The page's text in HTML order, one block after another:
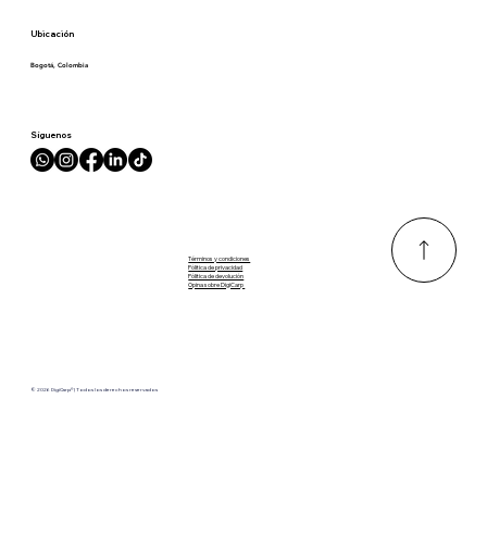
Ubicación
Bogotá, Colombia
Síguenos
Términos y condiciones
Pólitica de privacidad
Pólitica de devolución
Opina sobre DigiCarp
© 2026 DigiCarp® | Todos los derechos reservados